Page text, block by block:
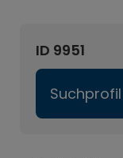
ID 9951